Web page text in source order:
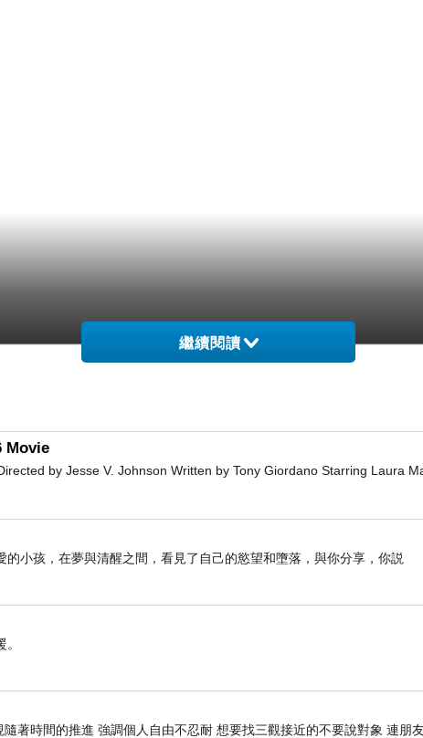
繼續閱讀
Movie
by Jesse V. Johnson Written by Tony Giordano Starring Laura
小孩，在夢與清醒之間，看見了自己的慾望和墮落，與你分享，你説
著時間的推進 強調個人自由不忍耐 想要找三觀接近的不要說對象 連朋